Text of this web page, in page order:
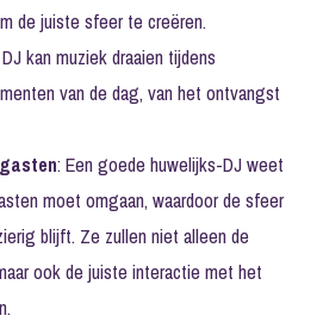
de juiste sfeer te creëren.
kan muziek draaien tijdens
van de dag, van het ontvangst
: Een goede huwelijks-DJ weet
moet omgaan, waardoor de sfeer
blijft. Ze zullen niet alleen de
ook de juiste interactie met het